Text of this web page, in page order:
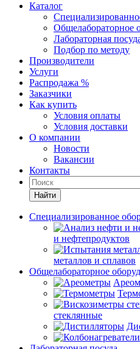
Каталог
Общелабораторное
Лабораторная
Подбор по методу
Производители
Услуги
Распродажа %
Заказчики
Как купить
Условия оплаты
Условия доставки
О компании
Новости
Вакансии
Контакты
Найти
Специализированное
и нефтепродуктов
металлов и сплавов
Общелабораторное
стеклянные